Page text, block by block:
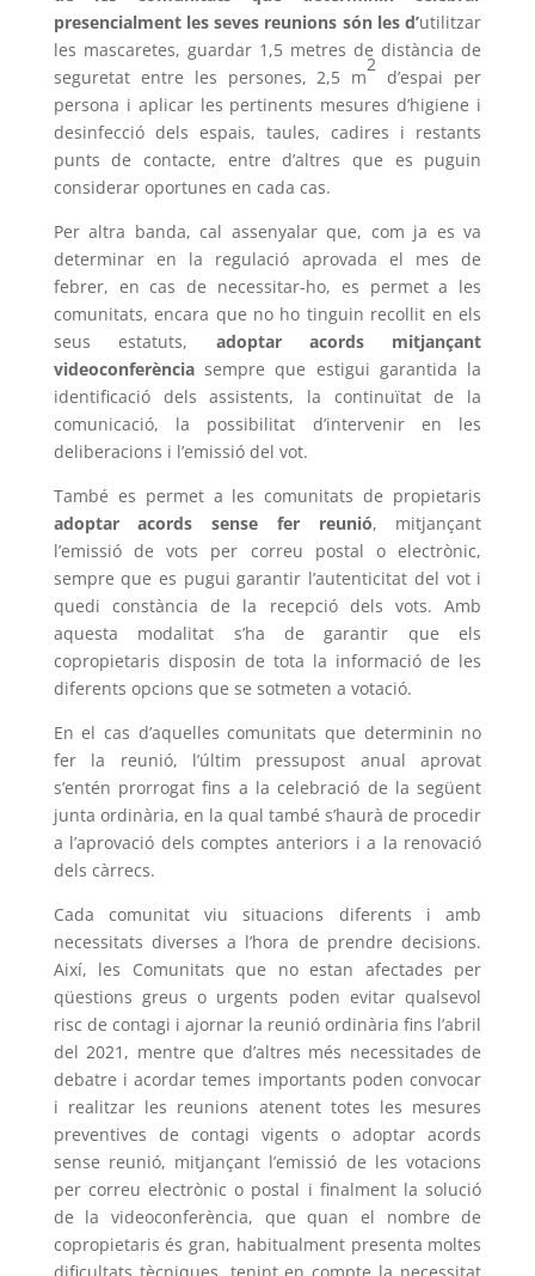
presencialment les seves reunions són les d’utilitzar
les mascaretes, guardar 1,5 metres de distància de
seguretat entre les persones, 2,5 m
2
d’espai per
persona i aplicar les pertinents mesures d’higiene i
desinfecció dels espais, taules, cadires i restants
punts de contacte, entre d’altres que es puguin
considerar oportunes en cada cas.
Per altra banda, cal assenyalar que, com ja es va
determinar en la regulació aprovada el mes de
febrer, en cas de necessitar-ho, es permet a les
comunitats, encara que no ho tinguin recollit en els
seus estatuts, adoptar acords mitjançant
videoconferènciasempre que estigui garantida la
identificació dels assistents, la continuïtat de la
comunicació, la possibilitat d’intervenir en les
deliberacions i l’emissió del vot.
També es permet a les comunitats de propietaris
adoptar acords sense fer reunió, mitjançant
l’emissió de vots per correu postal o electrònic,
sempre que es pugui garantir l’autenticitat del vot i
quedi constància de la recepció dels vots. Amb
aquesta modalitat s’ha de garantir que els
copropietaris disposin de tota la informació de les
diferents opcions que se sotmeten a votació.
En el cas d’aquelles comunitats que determinin no
fer la reunió, l’últim pressupost anual aprovat
s’entén prorrogat fins a la celebració de la següent
junta ordinària, en la qual també s’haurà de procedir
a l’aprovació dels comptes anteriors i a la renovació
dels càrrecs.
Cada comunitat viu situacions diferents i amb
necessitats diverses a l’hora de prendre decisions.
Així, les Comunitats que no estan afectades per
qüestions greus o urgents poden evitar qualsevol
risc de contagi i ajornar la reunió ordinària fins l’abril
del 2021, mentre que d’altres més necessitades de
debatre i acordar temes importants poden convocar
i realitzar les reunions atenent totes les mesures
preventives de contagi vigents o adoptar acords
sense reunió, mitjançant l’emissió de les votacions
per correu electrònic o postal i finalment la solució
de la videoconferència, que quan el nombre de
copropietaris és gran, habitualment presenta moltes